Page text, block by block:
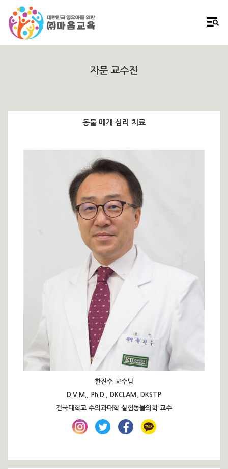
자문 교수진
동물 매개 심리 치료
한진수 교수님
D.V.M., Ph.D., DKCLAM, DKSTP
건국대학교 수의과대학 실험동물의학 교수